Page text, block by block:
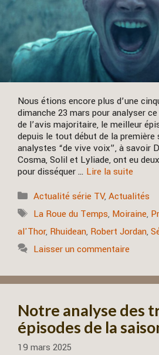
Nous étions encore plus d’une
dimanche 23 mars pour analyser
de l’avis majoritaire, le meilleur
depuis le tout début de la
analystes “de vive voix”, à savoir
Cosma, Solil et Lyliade, ont eu
pour disséquer … Lire la suite
Catégories
Actualité série TV,Actualités
Étiquettes
La Roue du Temps, Moiraine,
al'Thor, Rhuidean, Robert Jordan,
Laisser un commentaire
Notre analyse des
épisodes de la
19 mars 2025